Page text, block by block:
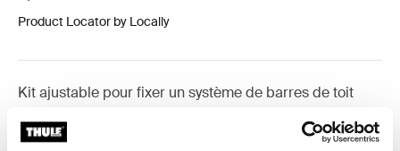
Product Locator by Locally
Kit ajustable pour fixer un système de barres de toit
préexistants ou de barres installées en usine.